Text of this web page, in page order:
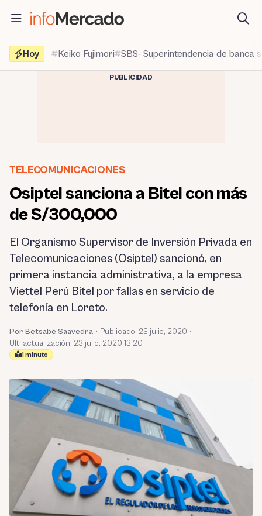
contenido
Hoy
Keiko Fujimori SBS- Superintendencia de banca
PUBLICIDAD
TELECOMUNICACIONES
Osiptel sanciona a Bitel con más
de S/300,000
El Organismo Supervisor de Inversión Privada en
Telecomunicaciones (Osiptel) sancionó, en
primera instancia administrativa, a la empresa
Viettel Perú Bitel por fallas en servicio de
telefonía en Loreto.
Por Betsabé Saavedra • Publicado: 23 julio, 2020 •
Últ. actualización: 23 julio, 2020 13:20
1 minuto